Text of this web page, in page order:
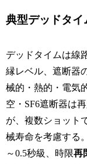
典型デッドタ
デッドタイムは線
縁レベル、遮断器
械的・熱的・電気
空・SF6遮断器は
が、複数ショット
械寿命を考慮する
～0.5秒級、時限再